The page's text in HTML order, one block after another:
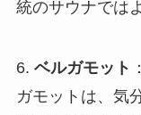
統のサウナでは
6. ベルガモット
ガモットは、気